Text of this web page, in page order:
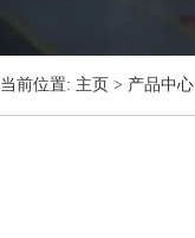
当前位置: 主页 > 产品中心